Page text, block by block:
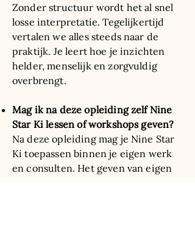
Zonder structuur wordt het al snel
losse interpretatie. Tegelijkertijd
vertalen we alles steeds naar de
praktijk. Je leert hoe je inzichten
helder, menselijk en zorgvuldig
overbrengt.
Mag ik na deze opleiding zelf Nine
Star Ki lessen of workshops geven?
Na deze opleiding mag je Nine Star
Ki toepassen binnen je eigen werk
en consulten. Het geven van eigen